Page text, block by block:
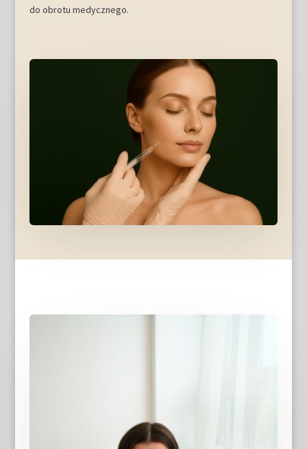
do obrotu medycznego.